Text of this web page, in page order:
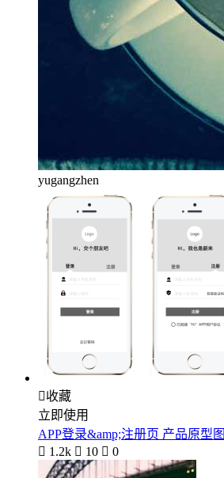
yugangzhen
收藏
立即使用
APP登录&amp;注册页 产品原型图
 1.2k  10  0